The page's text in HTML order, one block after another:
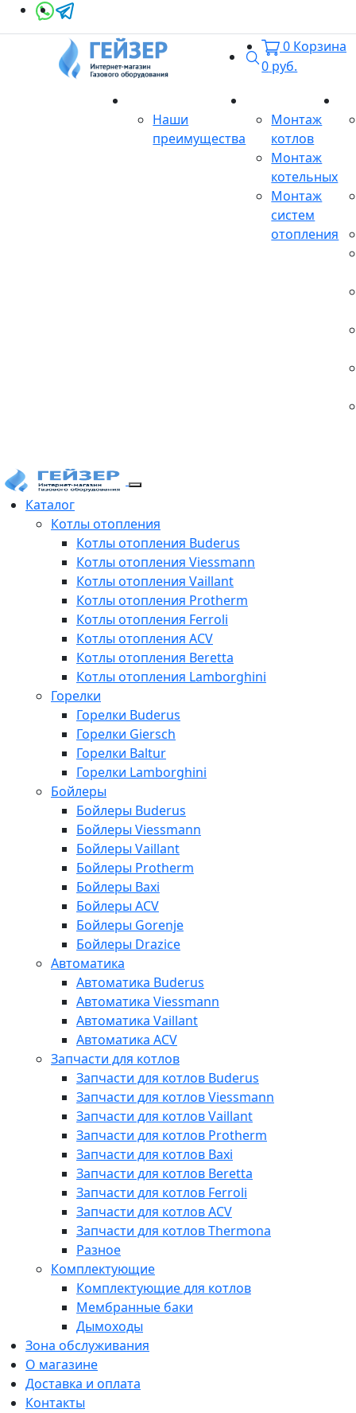
Поиск
0 Корзина
0 руб.
Наши
преимущества
Монтаж
котлов
Монтаж
котельных
Монтаж
систем
отопления
Каталог
Котлы отопления
Котлы отопления Buderus
Котлы отопления Viessmann
Котлы отопления Vaillant
Котлы отопления Protherm
Котлы отопления Ferroli
Котлы отопления ACV
Котлы отопления Beretta
Котлы отопления Lamborghini
Горелки
Горелки Buderus
Горелки Giersch
Горелки Baltur
Горелки Lamborghini
Бойлеры
Бойлеры Buderus
Бойлеры Viessmann
Бойлеры Vaillant
Бойлеры Protherm
Бойлеры Baxi
Бойлеры ACV
Бойлеры Gorenje
Бойлеры Drazice
Автоматика
Автоматика Buderus
Автоматика Viessmann
Автоматика Vaillant
Автоматика ACV
Запчасти для котлов
Запчасти для котлов Buderus
Запчасти для котлов Viessmann
Запчасти для котлов Vaillant
Запчасти для котлов Protherm
Запчасти для котлов Baxi
Запчасти для котлов Beretta
Запчасти для котлов Ferroli
Запчасти для котлов ACV
Запчасти для котлов Thermona
Разное
Комплектующие
Комплектующие для котлов
Мембранные баки
Дымоходы
Зона обслуживания
О магазине
Доставка и оплата
Контакты